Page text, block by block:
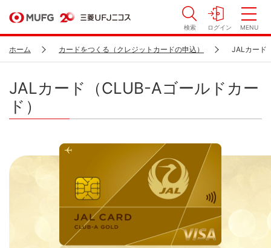
検索 ログイン MENU
ホーム カードをつくる（クレジットカードの申込） JALカード
JALカード（CLUB-Aゴールドカー
ド）